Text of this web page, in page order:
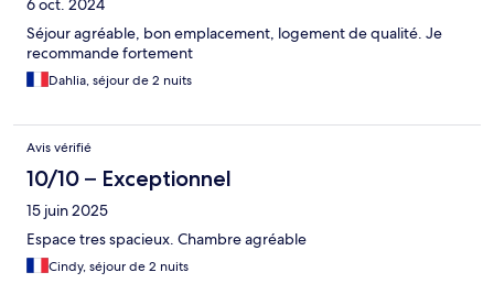
6 oct. 2024
Séjour agréable, bon emplacement, logement de qualité. Je
recommande fortement
Dahlia, séjour de 2 nuits
Avis vérifié
10/10 – Exceptionnel
15 juin 2025
Espace tres spacieux. Chambre agréable
Cindy, séjour de 2 nuits